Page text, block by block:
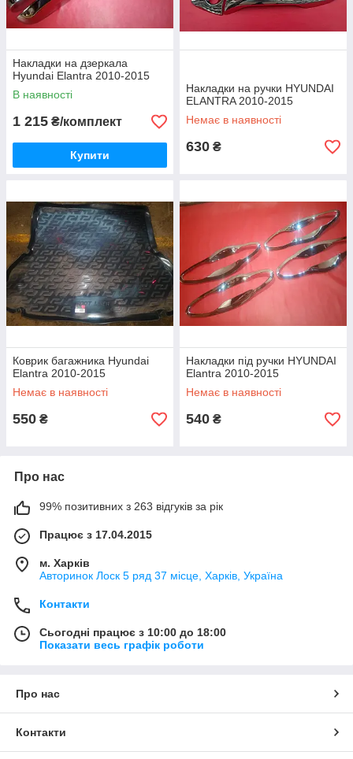
Накладки на дзеркала
Hyundai Elantra 2010-2015
В наявності
1 215 ₴/комплект
Купити
Накладки на ручки HYUNDAI
ELANTRA 2010-2015
Немає в наявності
630 ₴
Коврик багажника Hyundai
Elantra 2010-2015
Немає в наявності
550 ₴
Накладки під ручки HYUNDAI
Elantra 2010-2015
Немає в наявності
540 ₴
Про нас
99% позитивних з 263 відгуків за рік
Працює з 17.04.2015
м. Харків
Авторинок Лоск 5 ряд 37 місце, Харків, Україна
Контакти
Сьогодні працює з 10:00 до 18:00
Показати весь графік роботи
Про нас
Контакти